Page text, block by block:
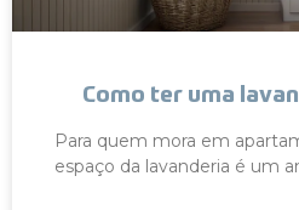
Como ter uma
Para quem mora em
espaço da lavanderia é um